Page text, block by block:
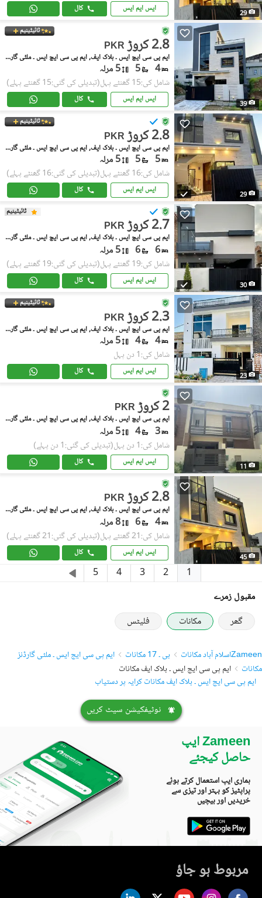
29 ایس ایم ایس کال
39
ٹائیٹینیم
PKR 2.8 کروڑ
ایم پی سی ایچ ایس ۔ بلاک ایف, ایم پی سی ایچ ایس ۔ ملٹی گارڈنز
4
5 5 مرلہ
شامل کی:15 گھنٹے پہل (تبدیلی کی گئی:15 گھنٹے پہلے)
ایس ایم ایس کال
29
ٹائیٹینیم
PKR 2.8 کروڑ
ایم پی سی ایچ ایس ۔ بلاک ایف, ایم پی سی ایچ ایس ۔ ملٹی گارڈنز
5
5 5 مرلہ
شامل کی:16 گھنٹے پہل (تبدیلی کی گئی:16 گھنٹے پہلے)
ایس ایم ایس کال
30
ٹائیٹینیم
PKR 2.7 کروڑ
ایم پی سی ایچ ایس ۔ بلاک ایف, ایم پی سی ایچ ایس ۔ ملٹی گارڈنز
6
6 5 مرلہ
شامل کی:19 گھنٹے پہل (تبدیلی کی گئی:19 گھنٹے پہلے)
ایس ایم ایس کال
23
ٹائیٹینیم
PKR 2.3 کروڑ
ایم پی سی ایچ ایس ۔ بلاک ایف, ایم پی سی ایچ ایس ۔ ملٹی گارڈنز
4
4 5 مرلہ
شامل کی:1 دن پہل
ایس ایم ایس کال
11
PKR 2 کروڑ
ایم پی سی ایچ ایس ۔ بلاک ایف, ایم پی سی ایچ ایس ۔ ملٹی گارڈنز
3
4 5 مرلہ
شامل کی:1 دن پہل (تبدیلی کی گئی:1 دن پہلے)
ایس ایم ایس کال
45
PKR 2.8 کروڑ
ایم پی سی ایچ ایس ۔ بلاک ایف, ایم پی سی ایچ ایس ۔ ملٹی گارڈنز
4
6 8 مرلہ
شامل کی:21 گھنٹے پہل (تبدیلی کی گئی:21 گھنٹے پہلے)
ایس ایم ایس کال
1
2
3
4
5
مقبول زمرے
گھر
مکانات فلیٹس
Zameenاسلام آباد مکانات بی ۔ 17 مکانات
ایم پی سی ایچ ایس ۔ ملٹی گارڈنز
مکانات
ایم پی سی ایچ ایس ۔ بلاک ایف مکانات
ایم پی سی ایچ ایس ۔ بلاک ایف مکانات کرایہ پر دستیاب
نوٹیفکیشن سیٹ کریں
Zameen ایپ
حاصل کیجئے
ہماری ایپ استعمال کرتے ہوئے
پراپٹیز کو بہتر اور تیزی سے
خریدیں اور بیچیں
مربوط ہو جاؤ